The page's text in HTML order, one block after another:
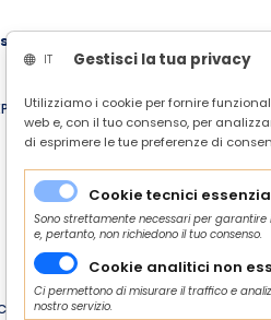
- ARQUATA DEL TRONTO, 22
di carattere economico del
IT Gestisci la tua privacy
Utilizziamo i cookie per fornire
web e, con il tuo consenso, per
di esprimere le tue preferenze di
Cookie tecnici
Sono strettamente necessari per garantire
e, pertanto, non richiedono il tuo consenso.
Cookie analitici non
Ci permettono di misurare il traffico e
nostro servizio.